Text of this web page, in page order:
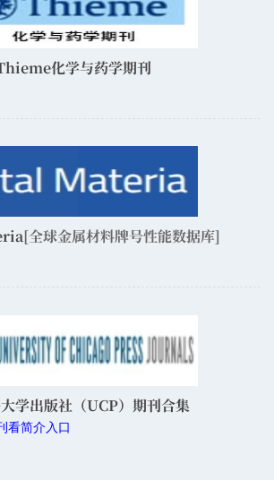
化学与药学期刊
[全球金属材料牌号性能数据库]
学出版社（UCP）期刊合集
看简介入口